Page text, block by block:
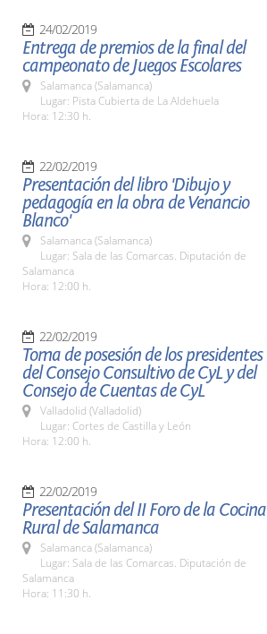
24/02/2019
Entrega de premios de la final del
campeonato de Juegos Escolares
Salamanca (Salamanca)
Lugar: Pista Cubierta de La Aldehuela
Hora: 12:30 h.
22/02/2019
Presentación del libro 'Dibujo y
pedagogía en la obra de Venancio
Blanco'
Salamanca (Salamanca)
Lugar: Sala de las Comarcas. Diputación de
Salamanca
Hora: 12:00 h.
22/02/2019
Toma de posesión de los presidentes
del Consejo Consultivo de CyL y del
Consejo de Cuentas de CyL
Valladolid (Valladolid)
Lugar: Cortes de Castilla y León
Hora: 12:00 h.
22/02/2019
Presentación del II Foro de la Cocina
Rural de Salamanca
Salamanca (Salamanca)
Lugar: Sala de las Comarcas. Diputación de
Salamanca
Hora: 11:30 h.